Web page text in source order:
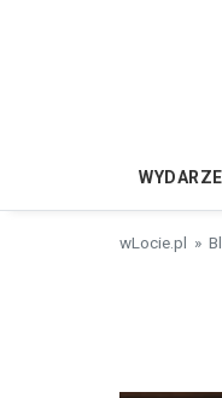
wLocie.pl »